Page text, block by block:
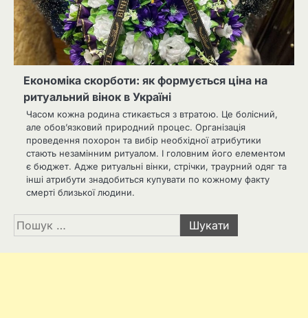
Економіка скорботи: як формується ціна на
ритуальний вінок в Україні
Часом кожна родина стикається з втратою. Це болісний,
але обов’язковий природний процес. Організація
проведення похорон та вибір необхідної атрибутики
стають незамінним ритуалом. І головним його елементом
є бюджет. Адже ритуальні вінки, стрічки, траурний одяг та
інші атрибути знадобиться купувати по кожному факту
смерті близької людини.
Пошук: